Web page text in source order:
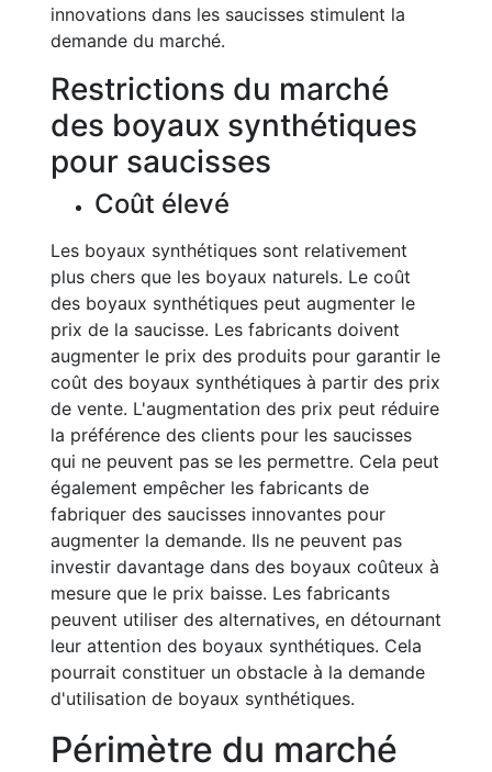
innovations dans les saucisses stimulent la
demande du marché.
Restrictions du marché
des boyaux synthétiques
pour saucisses
Coût élevé
Les boyaux synthétiques sont relativement
plus chers que les boyaux naturels. Le coût
des boyaux synthétiques peut augmenter le
prix de la saucisse. Les fabricants doivent
augmenter le prix des produits pour garantir le
coût des boyaux synthétiques à partir des prix
de vente. L'augmentation des prix peut réduire
la préférence des clients pour les saucisses
qui ne peuvent pas se les permettre. Cela peut
également empêcher les fabricants de
fabriquer des saucisses innovantes pour
augmenter la demande. Ils ne peuvent pas
investir davantage dans des boyaux coûteux à
mesure que le prix baisse. Les fabricants
peuvent utiliser des alternatives, en détournant
leur attention des boyaux synthétiques. Cela
pourrait constituer un obstacle à la demande
d'utilisation de boyaux synthétiques.
Périmètre du marché